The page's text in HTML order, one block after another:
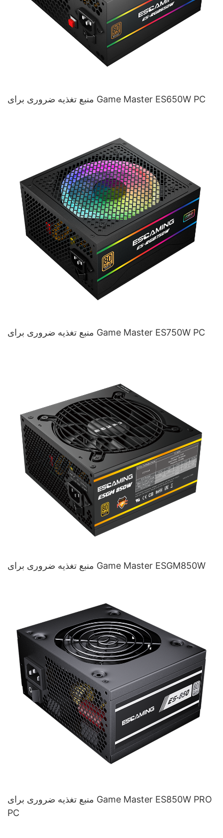
منبع تغذیه ضروری برای Game Master ES650W PC
منبع تغذیه ضروری برای Game Master ES750W PC
منبع تغذیه ضروری برای Game Master ESGM850W
منبع تغذیه ضروری برای Game Master ES850W PRO
PC